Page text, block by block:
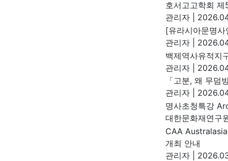
호서고고학회
관리자
[유라시아문명
관리자
백제역사유적지
관리자
「고분, 왜 무덤
관리자
명사초청특강
대한문화재연구
CAA
개최 안내
관리자